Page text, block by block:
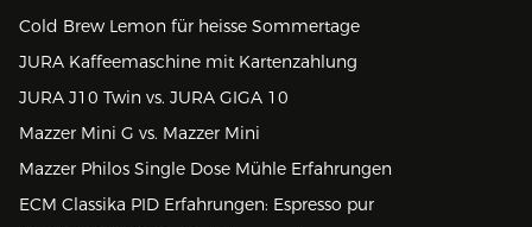
Cold Brew Lemon für heisse Sommertage
JURA Kaffeemaschine mit Kartenzahlung
JURA J10 Twin vs. JURA GIGA 10
Mazzer Mini G vs. Mazzer Mini
Mazzer Philos Single Dose Mühle Erfahrungen
ECM Classika PID Erfahrungen: Espresso pur